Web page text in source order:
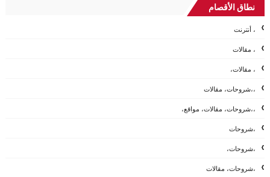
نطاق الأقصام
، أنترنت
، مقالات
، مقالات،
،،شروحات، مقالات
،،شروحات، مقالات، مواقع،
،شروحات
،شروحات،
،شروحات، مقالات